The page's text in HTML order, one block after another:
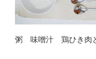
粥 味噌汁 鶏ひき肉